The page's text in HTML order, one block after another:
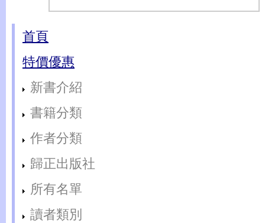
首頁
特價優惠
新書介紹
書籍分類
作者分類
歸正出版社
所有名單
讀者類別